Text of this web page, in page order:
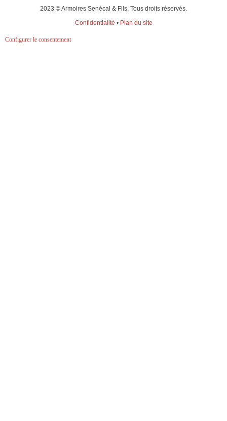
2023 © Armoires Senécal & Fils. Tous droits réservés.
Confidentialité • Plan du site
Configurer le consentement